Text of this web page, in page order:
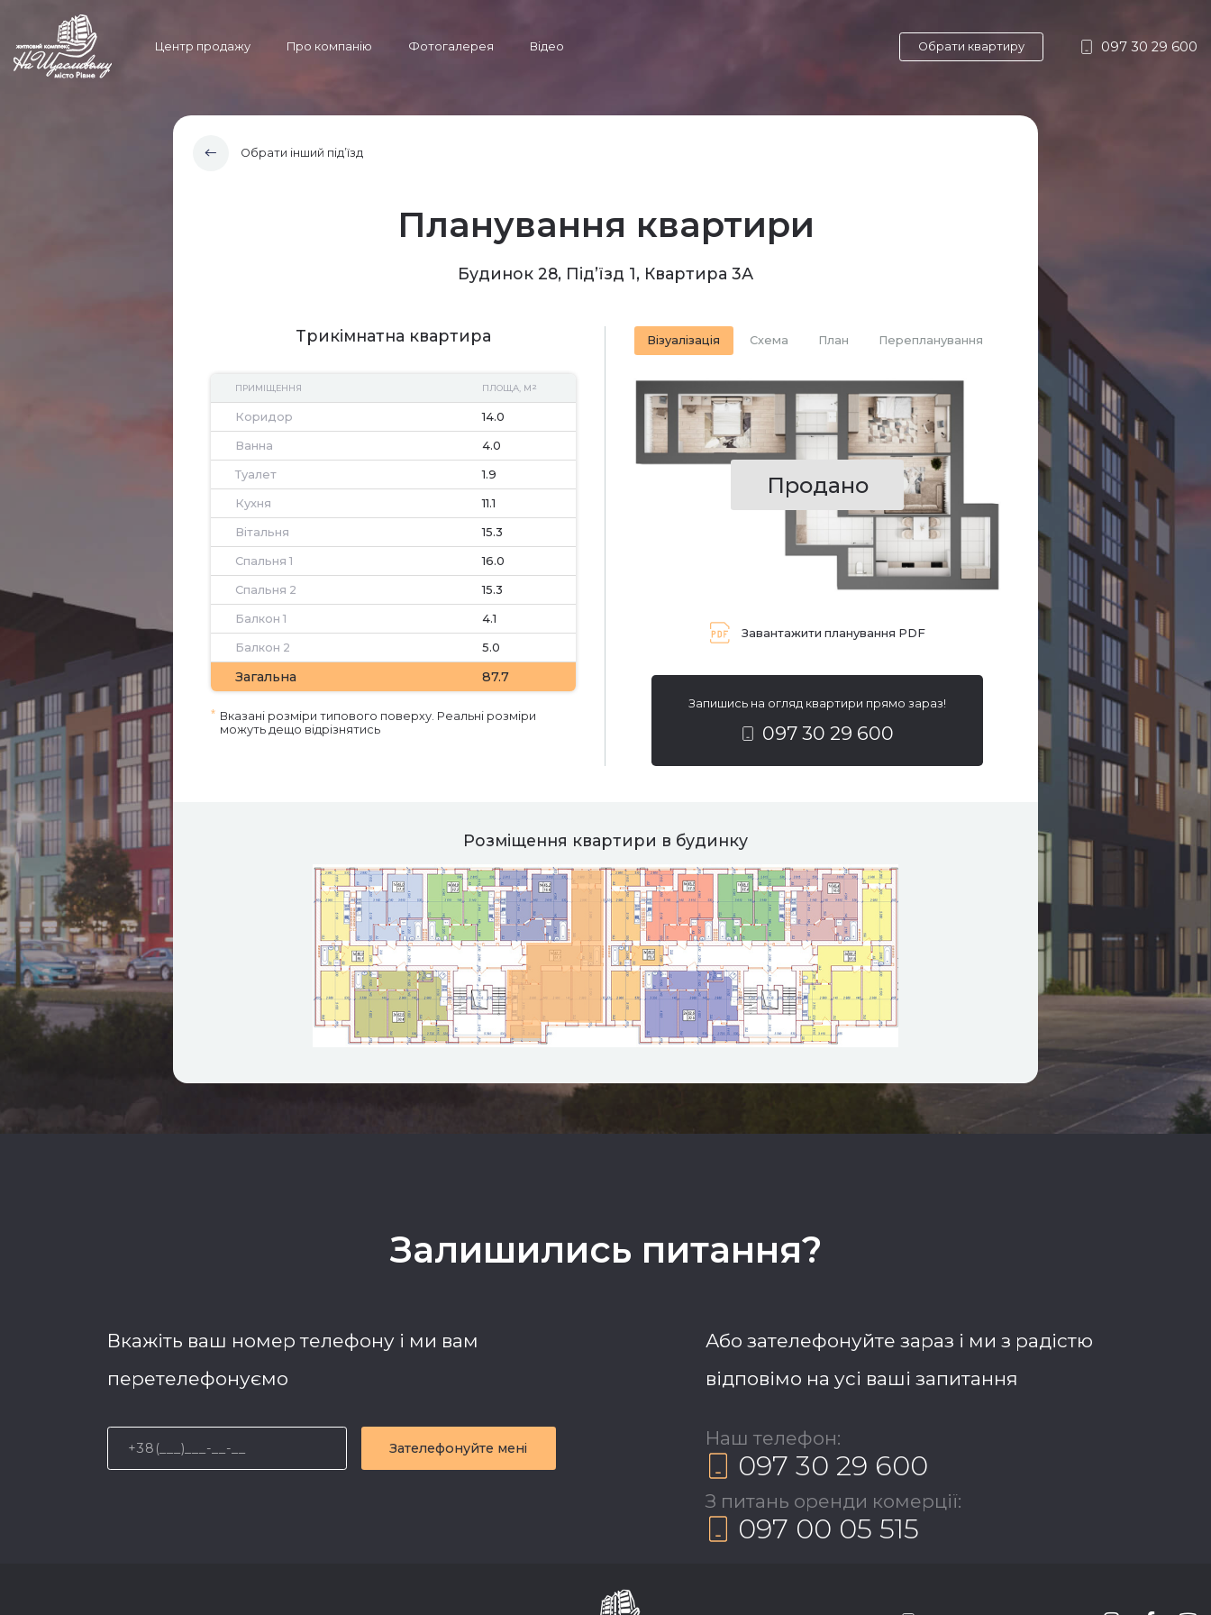
Центр продажу Про компанію Фотогалерея Відео Обрати квартиру 097 30 29 600
Обрати інший під’їзд
Планування квартири
Будинок 28, Під’їзд 1, Квартира 3А
Трикімнатна квартира
ПРИМІЩЕННЯ ПЛОЩА, М 2
Коридор 14.0
Ванна 4.0
Туалет 1.9
Кухня 11.1
Вітальня 15.3
Спальня 1 16.0
Спальня 2 15.3
Балкон 1 4.1
Балкон 2 5.0
Загальна 87.7
* Вказані розміри типового поверху. Реальні розміри
можуть дещо відрізнятись
Візуалізація Схема План Перепланування
Продано
Завантажити планування PDF
Запишись на огляд квартири прямо зараз!
097 30 29 600
Розміщення квартири в будинку
Залишились питання?
Вкажіть ваш номер телефону і ми вам
перетелефонуємо
Зателефонуйте мені
Або зателефонуйте зараз і ми з радістю
відповімо на усі ваші запитання
Наш телефон:
097 30 29 600
З питань оренди комерції:
097 00 05 515